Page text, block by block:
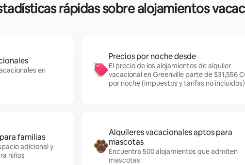
rápidas sobre alojamientos
en
Precios por noche desde
El precio de los alojamientos de alquiler
vacacional en Greenville parte de $31,556
por noche (impuestos y tarifas no incluidos)
familias
adicional y
niños
Alquileres vacacionales aptos para
mascotas
Encuentra 500 alojamientos que admiten
mascotas